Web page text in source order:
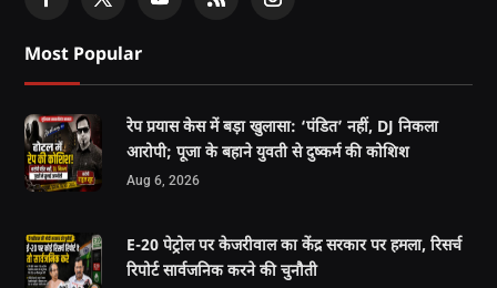
Most Popular
रेप प्रयास केस में बड़ा खुलासा: ‘पंडित’ नहीं, DJ निकला
आरोपी; पूजा के बहाने युवती से दुष्कर्म की कोशिश
Aug 6, 2026
E-20 पेट्रोल पर केजरीवाल का केंद्र सरकार पर हमला, रिसर्च
रिपोर्ट सार्वजनिक करने की चुनौती